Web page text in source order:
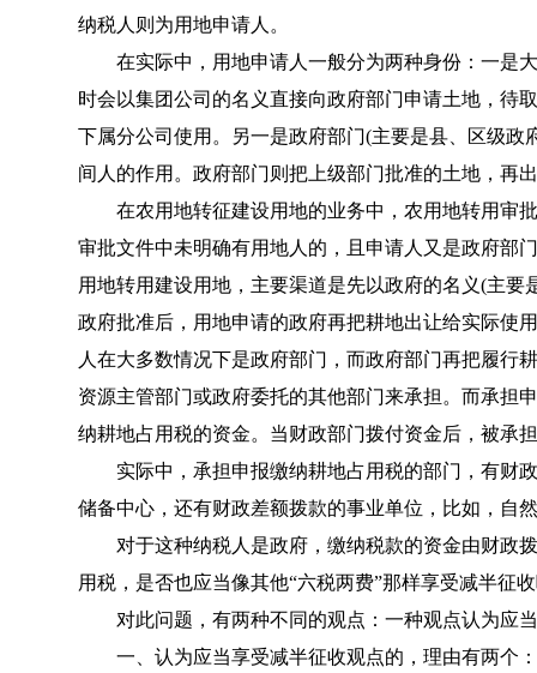
纳税人则为用地申请人。
在实际中，用地申请人一般分为两种身份：一是
时会以集团公司的名义直接向政府部门申请土地，待
下属分公司使用。另一是政府部门(主要是县、区级
间人的作用。政府部门则把上级部门批准的土地，再
在农用地转征建设用地的业务中，农用地转用审
审批文件中未明确有用地人的，且申请人又是政府部
用地转用建设用地，主要渠道是先以政府的名义(主
政府批准后，用地申请的政府再把耕地出让给实际使
人在大多数情况下是政府部门，而政府部门再把履行
资源主管部门或政府委托的其他部门来承担。而承担
纳耕地占用税的资金。当财政部门拨付资金后，被承
实际中，承担申报缴纳耕地占用税的部门，有财
储备中心，还有财政差额拨款的事业单位，比如，自
对于这种纳税人是政府，缴纳税款的资金由财政
用税，是否也应当像其他“六税两费”那样享受减半征
对此问题，有两种不同的观点：一种观点认为应
一、认为应当享受减半征收观点的，理由有两个：